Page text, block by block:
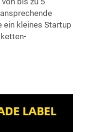
ein kleines Startup